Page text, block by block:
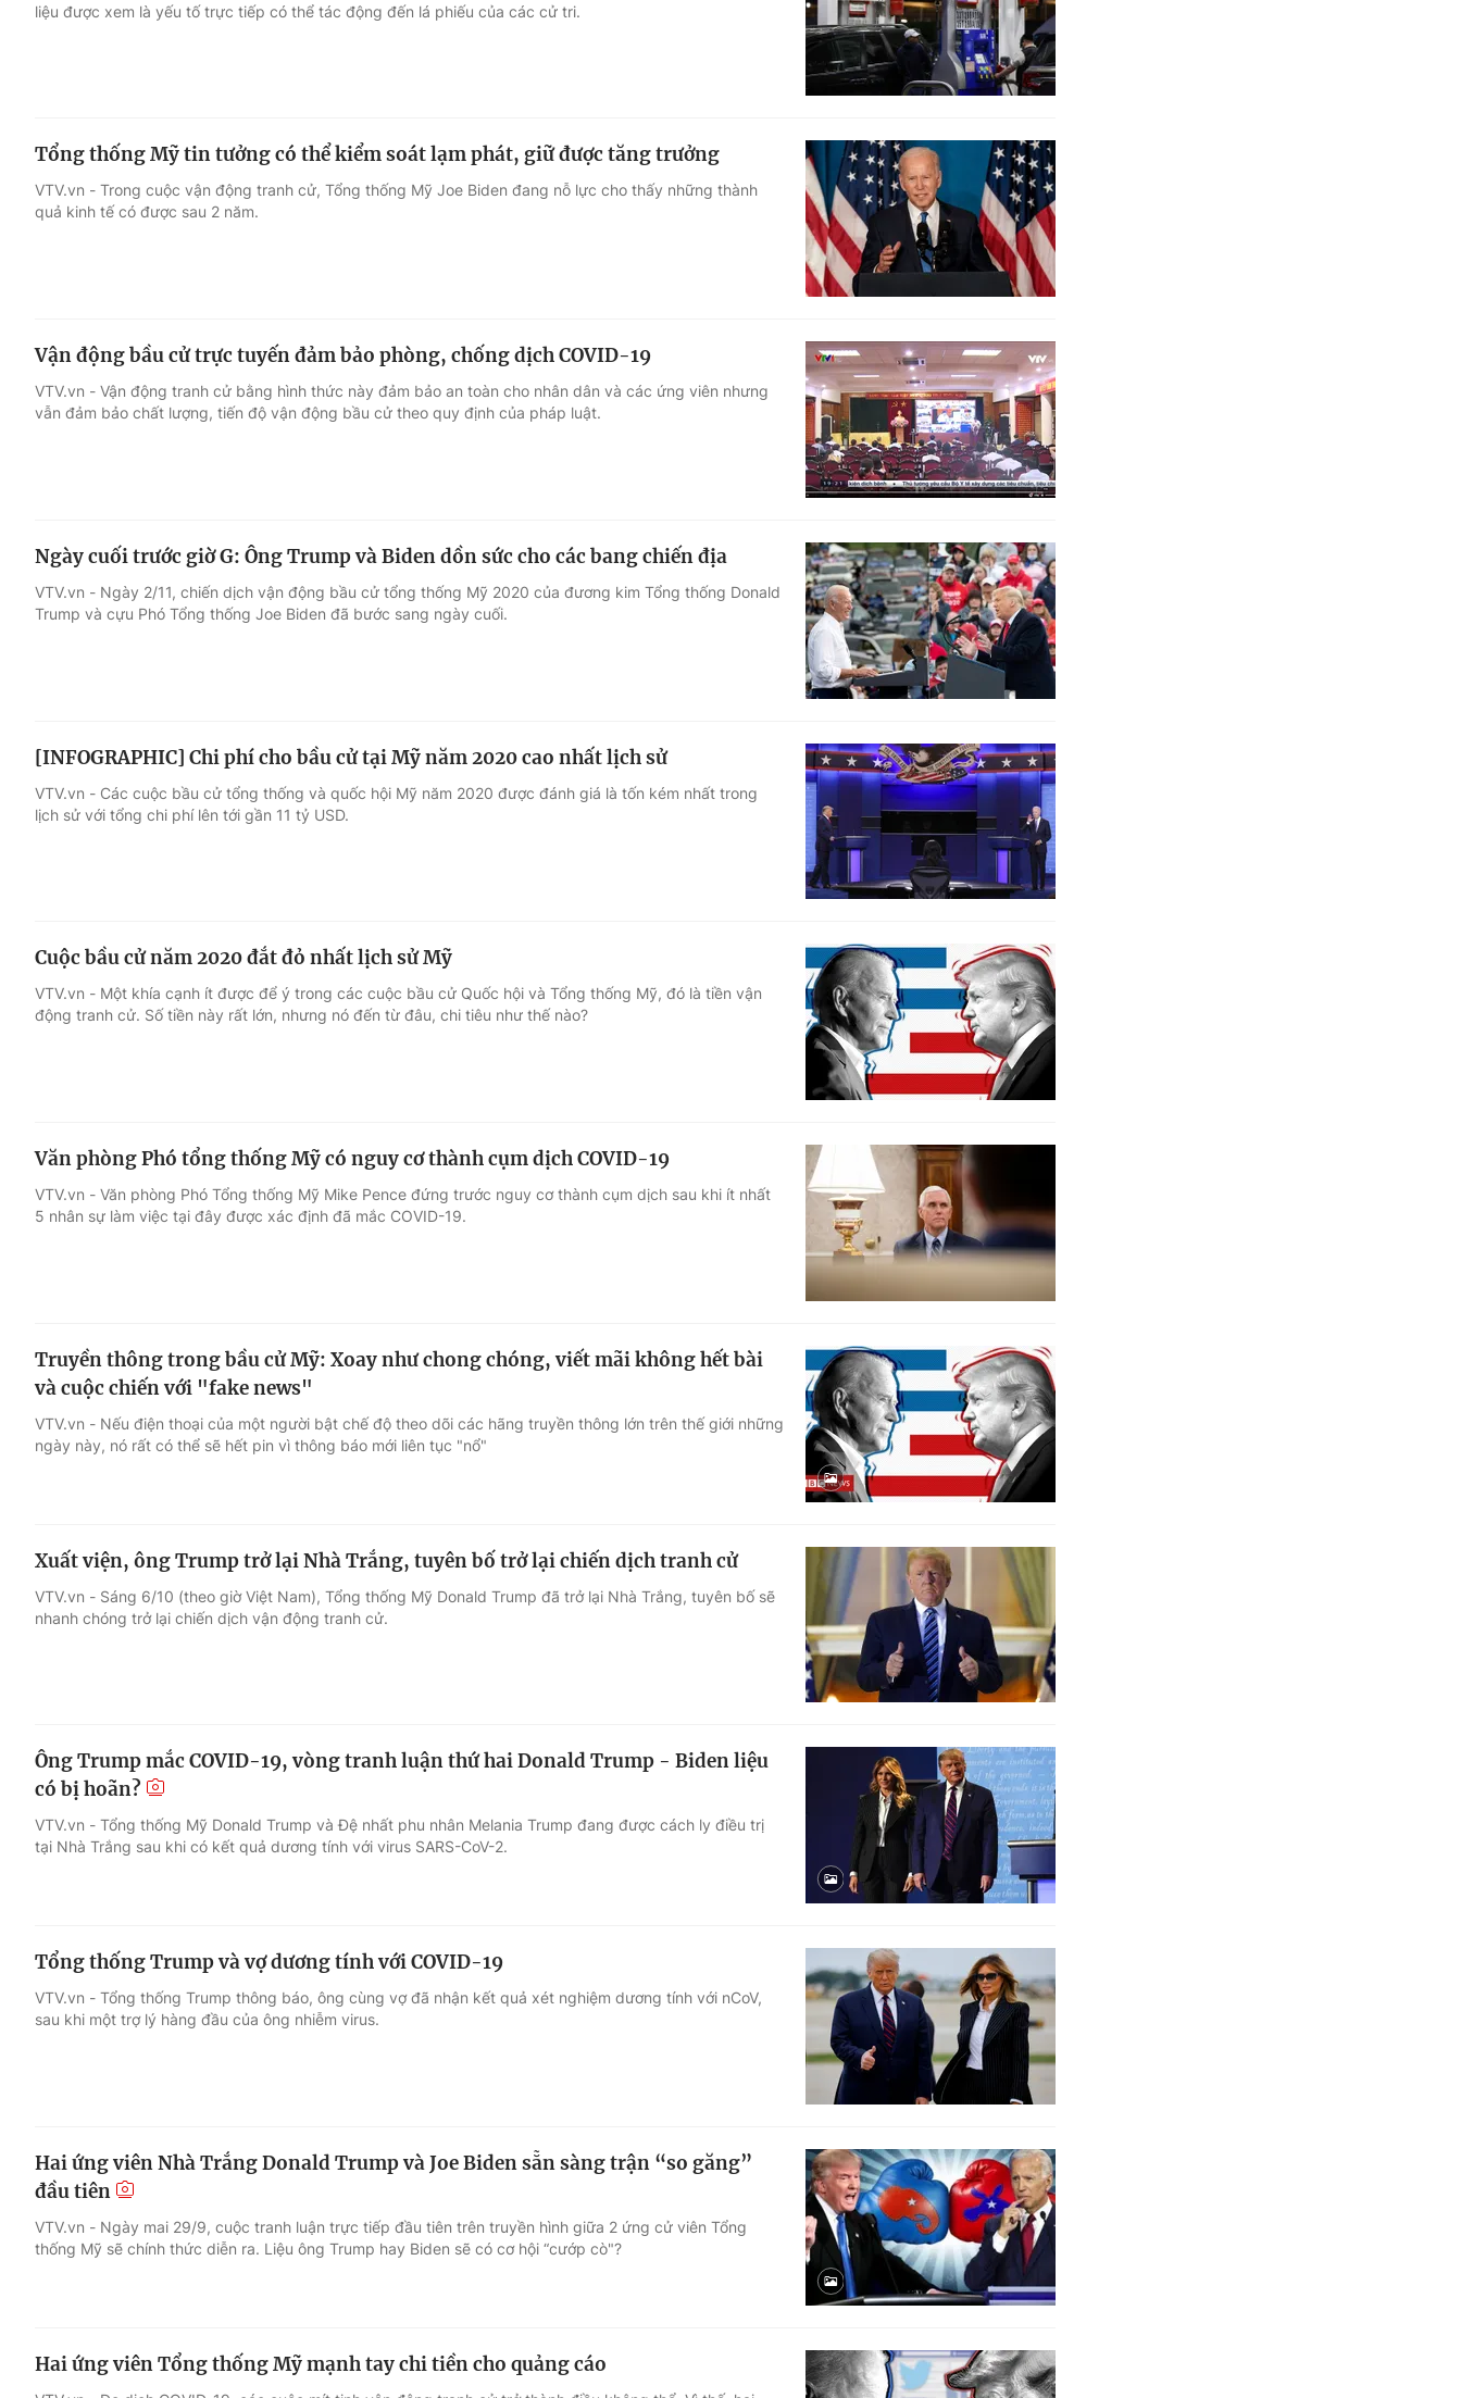
liệu được xem là yếu tố trực tiếp có thể tác động đến lá phiếu của các cử tri.
Tổng thống Mỹ tin tưởng có thể kiểm soát lạm phát, giữ được tăng trưởng
VTV.vn - Trong cuộc vận động tranh cử, Tổng thống Mỹ Joe Biden đang nỗ lực cho thấy những thành
quả kinh tế có được sau 2 năm.
Vận động bầu cử trực tuyến đảm bảo phòng, chống dịch COVID-19
VTV.vn - Vận động tranh cử bằng hình thức này đảm bảo an toàn cho nhân dân và các ứng viên nhưng
vẫn đảm bảo chất lượng, tiến độ vận động bầu cử theo quy định của pháp luật.
Ngày cuối trước giờ G: Ông Trump và Biden dồn sức cho các bang chiến địa
VTV.vn - Ngày 2/11, chiến dịch vận động bầu cử tổng thống Mỹ 2020 của đương kim Tổng thống Donald
Trump và cựu Phó Tổng thống Joe Biden đã bước sang ngày cuối.
[INFOGRAPHIC] Chi phí cho bầu cử tại Mỹ năm 2020 cao nhất lịch sử
VTV.vn - Các cuộc bầu cử tổng thống và quốc hội Mỹ năm 2020 được đánh giá là tốn kém nhất trong
lịch sử với tổng chi phí lên tới gần 11 tỷ USD.
Cuộc bầu cử năm 2020 đắt đỏ nhất lịch sử Mỹ
VTV.vn - Một khía cạnh ít được để ý trong các cuộc bầu cử Quốc hội và Tổng thống Mỹ, đó là tiền vận
động tranh cử. Số tiền này rất lớn, nhưng nó đến từ đâu, chi tiêu như thế nào?
Văn phòng Phó tổng thống Mỹ có nguy cơ thành cụm dịch COVID-19
VTV.vn - Văn phòng Phó Tổng thống Mỹ Mike Pence đứng trước nguy cơ thành cụm dịch sau khi ít nhất
5 nhân sự làm việc tại đây được xác định đã mắc COVID-19.
Truyền thông trong bầu cử Mỹ: Xoay như chong chóng, viết mãi không hết bài
và cuộc chiến với "fake news"
VTV.vn - Nếu điện thoại của một người bật chế độ theo dõi các hãng truyền thông lớn trên thế giới những
ngày này, nó rất có thể sẽ hết pin vì thông báo mới liên tục "nổ"
Xuất viện, ông Trump trở lại Nhà Trắng, tuyên bố trở lại chiến dịch tranh cử
VTV.vn - Sáng 6/10 (theo giờ Việt Nam), Tổng thống Mỹ Donald Trump đã trở lại Nhà Trắng, tuyên bố sẽ
nhanh chóng trở lại chiến dịch vận động tranh cử.
Ông Trump mắc COVID-19, vòng tranh luận thứ hai Donald Trump - Biden liệu
có bị hoãn?
VTV.vn - Tổng thống Mỹ Donald Trump và Đệ nhất phu nhân Melania Trump đang được cách ly điều trị
tại Nhà Trắng sau khi có kết quả dương tính với virus SARS-CoV-2.
Tổng thống Trump và vợ dương tính với COVID-19
VTV.vn - Tổng thống Trump thông báo, ông cùng vợ đã nhận kết quả xét nghiệm dương tính với nCoV,
sau khi một trợ lý hàng đầu của ông nhiễm virus.
Hai ứng viên Nhà Trắng Donald Trump và Joe Biden sẵn sàng trận “so găng”
đầu tiên
VTV.vn - Ngày mai 29/9, cuộc tranh luận trực tiếp đầu tiên trên truyền hình giữa 2 ứng cử viên Tổng
thống Mỹ sẽ chính thức diễn ra. Liệu ông Trump hay Biden sẽ có cơ hội “cướp cò"?
Hai ứng viên Tổng thống Mỹ mạnh tay chi tiền cho quảng cáo